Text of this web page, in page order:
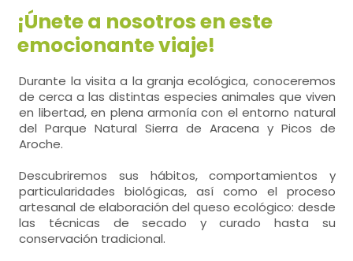
¡Únete a nosotros en este
emocionante viaje!
Durante la visita a la granja ecológica, conoceremos
de cerca a las distintas especies animales que viven
en libertad, en plena armonía con el entorno natural
del Parque Natural Sierra de Aracena y Picos de
Aroche.
Descubriremos sus hábitos, comportamientos y
particularidades biológicas, así como el proceso
artesanal de elaboración del queso ecológico: desde
las técnicas de secado y curado hasta su
conservación tradicional.